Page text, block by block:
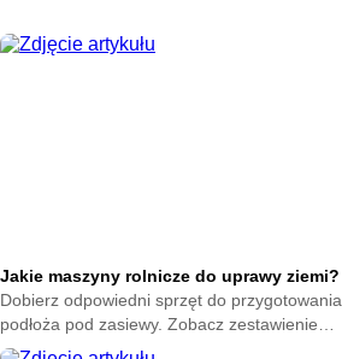
na ostateczny koszt.
Jakie maszyny rolnicze do uprawy ziemi?
Dobierz odpowiedni sprzęt do przygotowania
podłoża pod zasiewy. Zobacz zestawienie
technologii ułatwiających obróbkę gleby oraz